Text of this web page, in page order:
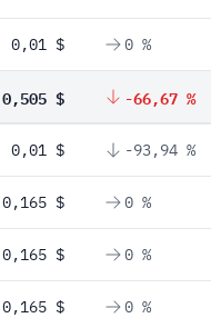
0,01 $ 0 %
0,505 $ -66,67 %
0,01 $ -93,94 %
0,165 $ 0 %
0,165 $ 0 %
0,165 $ 0 %